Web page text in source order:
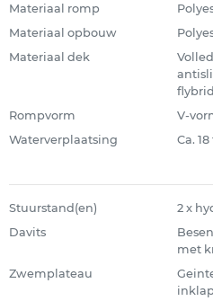
Materiaal romp
Materiaal opbouw
Materiaal dek
Rompvorm
V-
Waterverplaatsing
Ca.
Stuurstand(en)
2 x
Davits
met
Zwemplateau